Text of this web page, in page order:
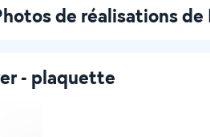
de réalisations de
- plaquette